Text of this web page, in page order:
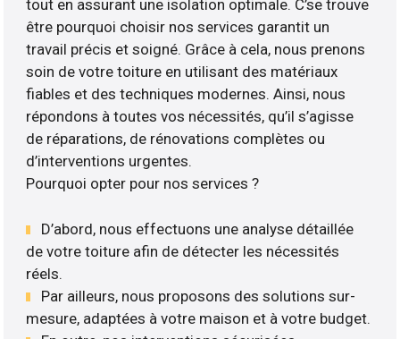
tout en assurant une isolation optimale. C’se trouve
être pourquoi choisir nos services garantit un
travail précis et soigné. Grâce à cela, nous prenons
soin de votre toiture en utilisant des matériaux
fiables et des techniques modernes. Ainsi, nous
répondons à toutes vos nécessités, qu’il s’agisse
de réparations, de rénovations complètes ou
d’interventions urgentes.
Pourquoi opter pour nos services ?
D’abord, nous effectuons une analyse détaillée
de votre toiture afin de détecter les nécessités
réels.
Par ailleurs, nous proposons des solutions sur-
mesure, adaptées à votre maison et à votre budget.